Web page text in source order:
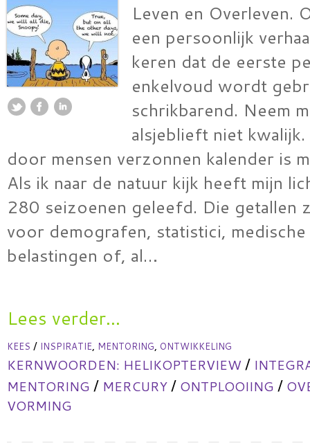
Leven en Overleven.
een persoonlijk
keren dat de eerste
enkelvoud wordt
schrikbarend. Neem
alsjeblieft niet
door mensen verzonnen kalender is
Als ik naar de natuur kijk heeft mijn
280 seizoenen geleefd. Die getallen
voor demografen, statistici,
belastingen of, al…
Lees verder...
KEES / INSPIRATIE, MENTORING, ONTWIKKELING
KERNWOORDEN: HELIKOPTERVIEW/
MENTORING / MERCURY/ ONTPLOOIING /
VORMING